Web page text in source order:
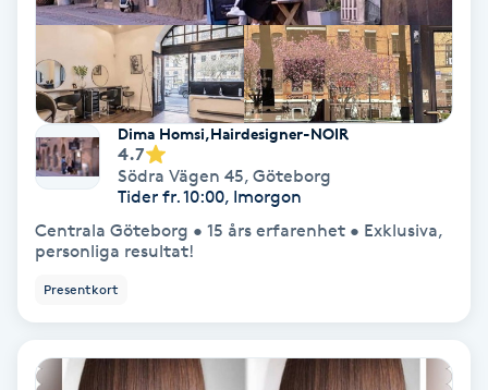
Nagelförlängning
Nagelförlängning akryl
Nagelförlängning gelé
Nagelförlängning glasfiber
Nagelförlängning silke
Nagelklippning
Dima Homsi,Hairdesigner-NOIR
4.7
Södra Vägen 45, Göteborg
Tider fr. 10:00, Imorgon
Centrala Göteborg • 15 års erfarenhet • Exklusiva,
personliga resultat!
Presentkort